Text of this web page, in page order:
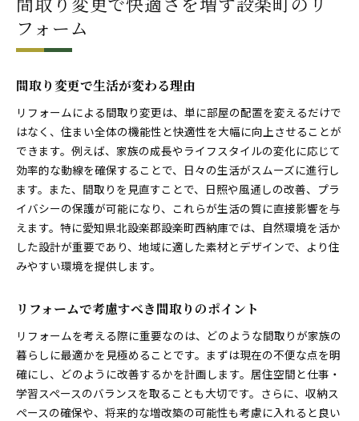
フォーム
間取り変更で生活が変わる理由
リフォームによる間取り変更は、単に部屋の配置を変えるだけで
はなく、住まい全体の機能性と快適性を大幅に向上させることが
できます。例えば、家族の成長やライフスタイルの変化に応じて
効率的な動線を確保することで、日々の生活がスムーズに進行し
ます。また、間取りを見直すことで、日照や風通しの改善、プラ
イバシーの保護が可能になり、これらが生活の質に直接影響を与
えます。特に愛知県北設楽郡設楽町西納庫では、自然環境を活か
した設計が重要であり、地域に適した素材とデザインで、より住
みやすい環境を提供します。
リフォームで考慮すべき間取りのポイント
リフォームを考える際に重要なのは、どのような間取りが家族の
暮らしに最適かを見極めることです。まずは現在の不便な点を明
確にし、どのように改善するかを計画します。居住空間と仕事・
学習スペースのバランスを取ることも大切です。さらに、収納ス
ペースの確保や、将来的な増改築の可能性も考慮に入れると良い